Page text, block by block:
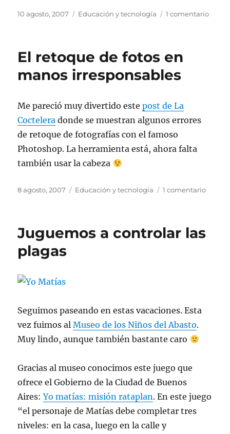
Publicado
10 agosto, 2007 Categorías
Educación y tecnología 1 comentarioen
El retoque de fotos en
manos irresponsables
Me pareció muy divertido estepost de La
Coctelera donde se muestran algunos errores
de retoque de fotografías con el famoso
Photoshop. La herramienta está, ahora falta
también usar la cabeza
Publicado
8 agosto, 2007 Categorías
Educación y tecnología 1 comentarioen
Juguemos a controlar las
plagas
Seguimos paseando en estas vacaciones. Esta
vez fuimos alMuseo de los Niños del Abasto.
Muy lindo, aunque también bastante caro
Gracias al museo conocimos este juego que
ofrece el Gobierno de la Ciudad de Buenos
Aires:Yo matías: misión rataplan. En este juego
“el personaje de Matías debe completar tres
niveles: en la casa, luego en la calle y